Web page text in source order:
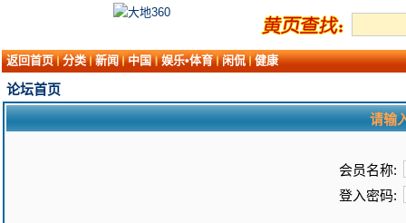
返回首页 分类 新闻 中国 娱乐•体育 闲侃 健康
论坛首页
请输
会员名称:
登入密码: